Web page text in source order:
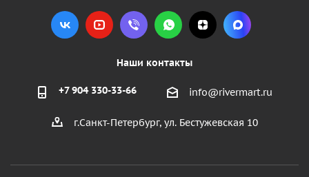
Наши контакты
+7 904 330-33-66 info@rivermart.ru
г.Санкт-Петербург, ул. Бестужевская 10